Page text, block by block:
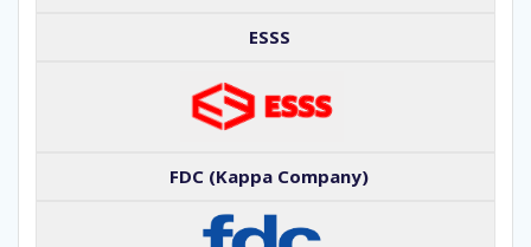
ESSS
FDC (Kappa Company)